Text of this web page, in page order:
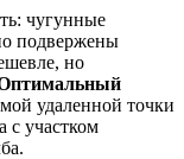
чугунные
подвержены
но
удаленной точки
с участком